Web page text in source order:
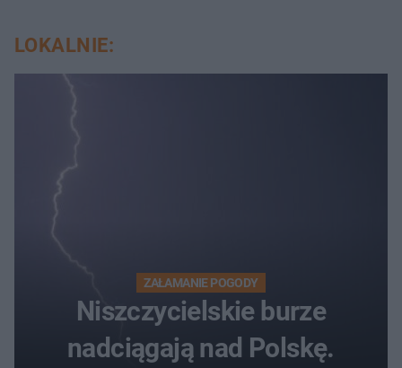
LOKALNIE:
ZAŁAMANIE POGODY
Niszczycielskie burze
nadciągają nad Polskę.